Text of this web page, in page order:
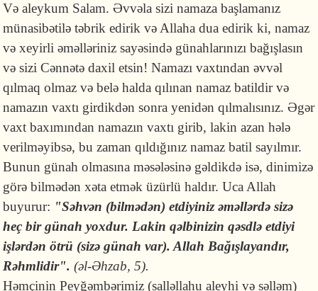
Və aleykum Salam. Əvvəla sizi namaza başlamanız
münasibətilə təbrik edirik və Allaha dua edirik ki, namaz
və xeyirli əməlləriniz sayəsində günahlarınızı bağışlasın
və sizi Cənnətə daxil etsin! Namazı vaxtından əvvəl
qılmaq olmaz və belə halda qılınan namaz batildir və
namazın vaxtı girdikdən sonra yenidən qılmalısınız. Əgər
vaxt baxımından namazın vaxtı girib, lakin azan hələ
verilməyibsə, bu zaman qıldığınız namaz batil sayılmır.
Bunun günah olmasına məsələsinə gəldikdə isə, dinimizə
görə bilmədən xəta etmək üzürlü haldır. Uca Allah
buyurur: "Səhvən (bilmədən) etdiyiniz əməllərdə sizə
heç bir günah yoxdur. Lakin qəlbinizin qəsdlə etdiyi
işlərdən ötrü (sizə günah var). Allah Bağışlayandır,
Rəhmlidir".(əl-Əhzab, 5).
Həmçinin Peyğəmbərimiz (salləllahu aleyhi və səlləm)